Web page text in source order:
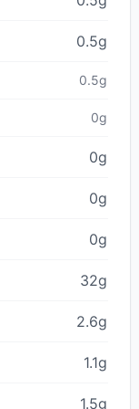
0.5g
0.5g
0g
0g
0g
0g
32g
2.6g
1.1g
1.5g